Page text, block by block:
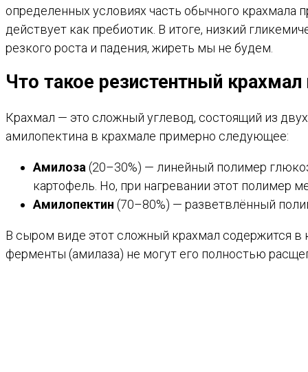
определенных условиях часть обычного крахмала
действует как пребиотик. В итоге, низкий
резкого роста и падения, жиреть мы не будем.
Что такое резистентный
Крахмал — это сложный углевод, состоящий из
амилопектина в крахмале примерно следующее:
Амилоза (20–30%) — линейный полимер
картофель. Но, при нагревании этот полимер
Амилопектин (70–80%) — разветвлённый
В сыром виде этот сложный крахмал содержится в
ферменты (амилаза) не могут его полностью